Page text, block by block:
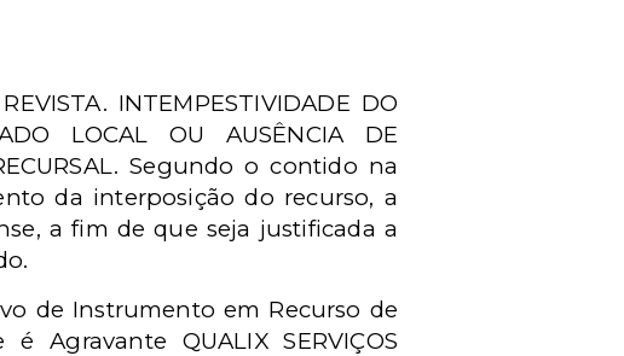
INTEMPESTIVIDADE DO
LOCAL OU AUSÊNCIA DE
Segundo o contido na
da interposição do recurso, a
a fim de que seja justificada a
de Instrumento em Recurso de
é Agravante QUALIX SERVIÇOS